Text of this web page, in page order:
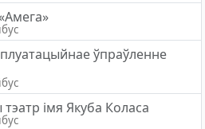
ўпраўленне
імя Якуба Коласа